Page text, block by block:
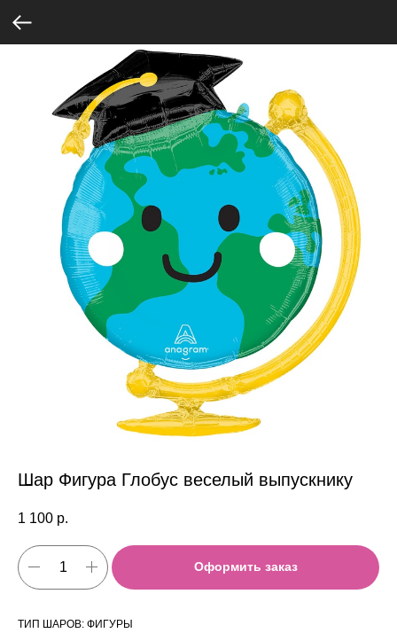
Шар Фигура Глобус веселый выпускнику
1 100 р.
Оформить заказ
ТИП ШАРОВ: ФИГУРЫ